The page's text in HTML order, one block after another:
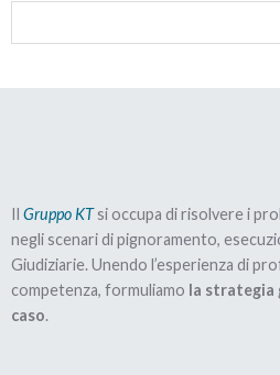
Il Gruppo KTsi occupa di risolvere i
negli scenari di pignoramento,
Giudiziarie. Unendo l’esperienza di
competenza, formuliamo la strategia
caso.